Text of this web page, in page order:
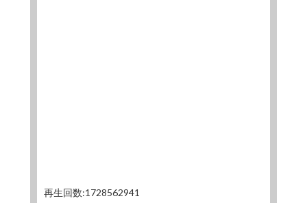
再生回数:1728562941